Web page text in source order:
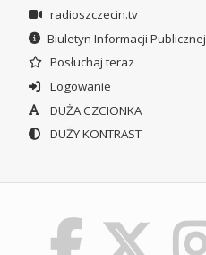
radioszczecin.tv
Biuletyn Informacji Publicznej
Posłuchaj teraz
Logowanie
DUŻA CZCIONKA
DUŻY KONTRAST